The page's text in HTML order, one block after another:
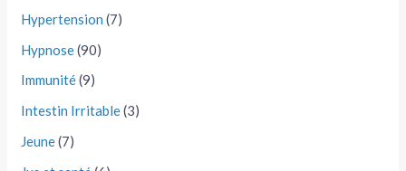
Hypertension (7)
Hypnose(90)
Immunité(9)
Intestin Irritable(3)
Jeune(7)